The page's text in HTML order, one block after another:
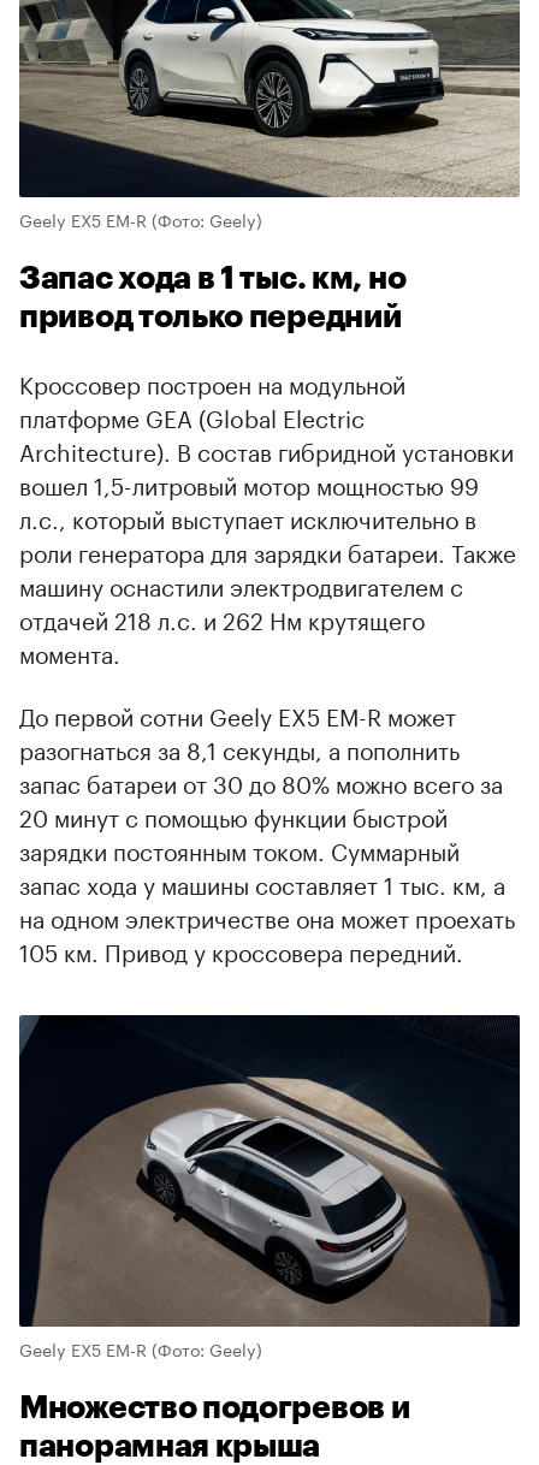
Geely EX5 EM-R (Фото: Geely)
Запас хода в 1 тыс. км, но
привод только передний
Кроссовер построен на модульной
платформе GEA (Global Electric
Architecture). В состав гибридной установки
вошел 1,5-литровый мотор мощностью 99
л.с., который выступает исключительно в
роли генератора для зарядки батареи. Также
машину оснастили электродвигателем с
отдачей 218 л.с. и 262 Нм крутящего
момента.
До первой сотни Geely EX5 EM-R может
разогнаться за 8,1 секунды, а пополнить
запас батареи от 30 до 80% можно всего за
20 минут с помощью функции быстрой
зарядки постоянным током. Суммарный
запас хода у машины составляет 1 тыс. км, а
на одном электричестве она может проехать
105 км. Привод у кроссовера передний.
Geely EX5 EM-R (Фото: Geely)
Множество подогревов и
панорамная крыша